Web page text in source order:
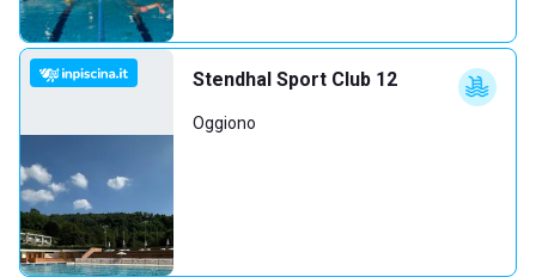
Stendhal Sport Club 12
Oggiono